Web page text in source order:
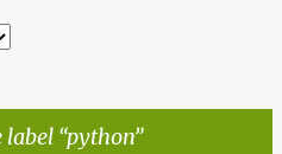
label python